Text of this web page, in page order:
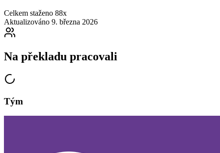
Celkem staženo 88x
Aktualizováno 9. března 2026
Na překladu pracovali
Tým